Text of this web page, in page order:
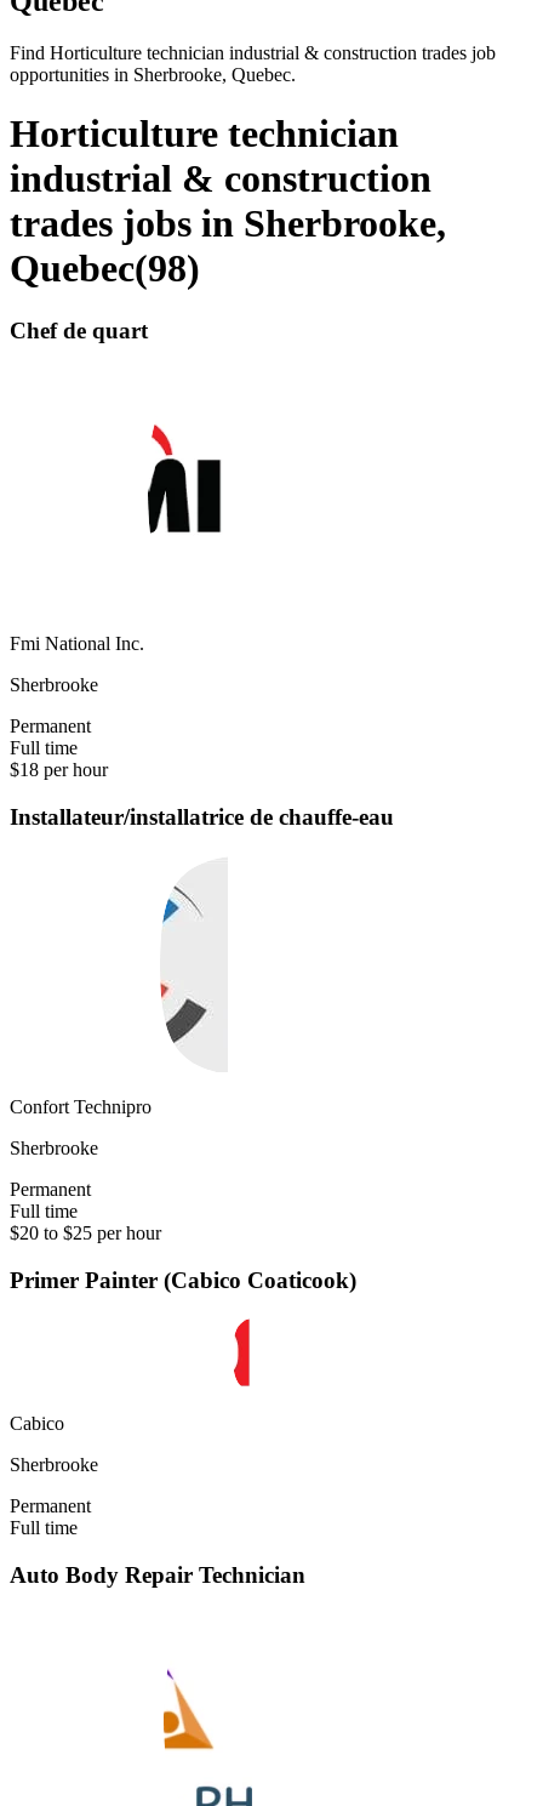
Find Horticulture technician industrial & construction trades job
opportunities in Sherbrooke, Quebec.
Horticulture technician
industrial & construction
trades jobs in Sherbrooke,
Quebec(98)
Chef de quart
Fmi National Inc.
Sherbrooke
Permanent
Full time
$18 per hour
Installateur/installatrice de chauffe-eau
Confort Technipro
Sherbrooke
Permanent
Full time
$20 to $25 per hour
Primer Painter (Cabico Coaticook)
Cabico
Sherbrooke
Permanent
Full time
Auto Body Repair Technician